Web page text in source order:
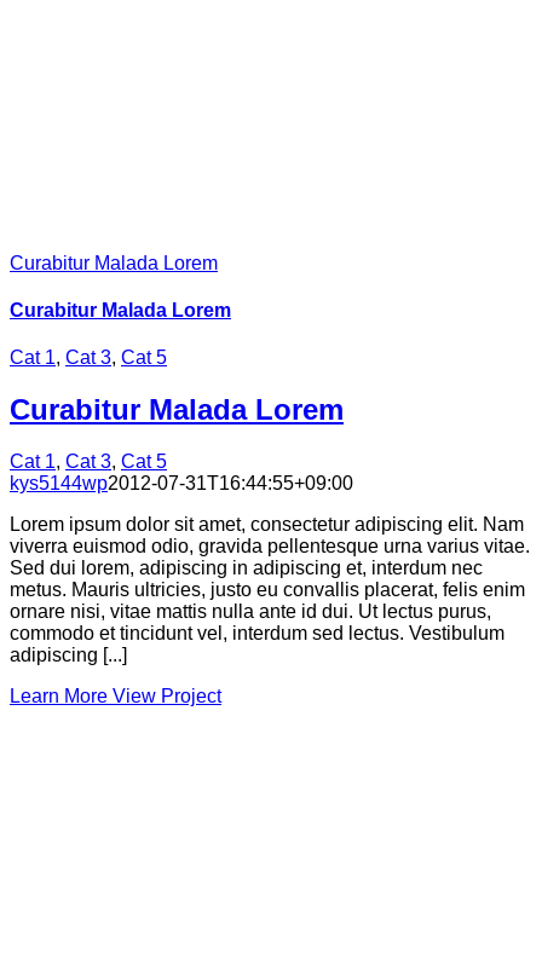
Curabitur Malada Lorem
Curabitur Malada Lorem
Cat 1, Cat 3, Cat 5
Curabitur Malada Lorem
Cat 1, Cat 3, Cat 5
kys5144wp2012-07-31T16:44:55+09:00
Lorem ipsum dolor sit amet, consectetur adipiscing elit. Nam
viverra euismod odio, gravida pellentesque urna varius vitae.
Sed dui lorem, adipiscing in adipiscing et, interdum nec
metus. Mauris ultricies, justo eu convallis placerat, felis enim
ornare nisi, vitae mattis nulla ante id dui. Ut lectus purus,
commodo et tincidunt vel, interdum sed lectus. Vestibulum
adipiscing [...]
Learn More View Project